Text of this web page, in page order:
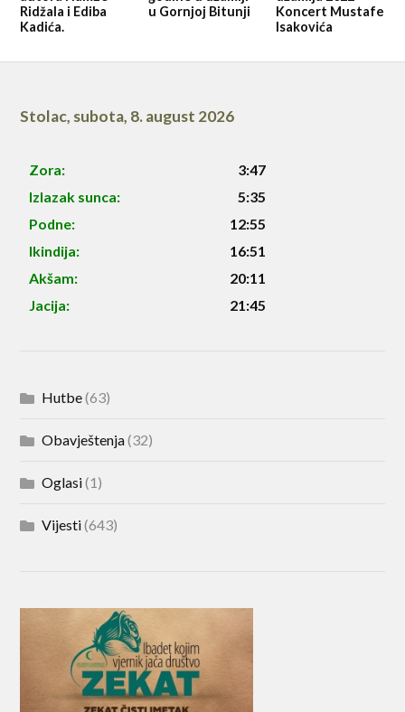
Ridžala i Ediba
Kadića.
u Gornjoj Bitunji
Koncert Mustafe
Isakovića
Stolac, subota, 8. august 2026
Zora:
3:47
Izlazak sunca:
5:35
Podne:
12:55
Ikindija:
16:51
Akšam:
20:11
Jacija:
21:45
Hutbe(63)
Obavještenja(32)
Oglasi(1)
Vijesti(643)